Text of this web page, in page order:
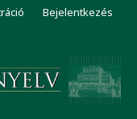
Bejelentkezés